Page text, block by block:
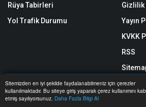
Sitemizden en iyi şekilde faydalanabilmeniz için çerezler
kullanılmaktadır. Bu siteye giriş yaparak çerez kullanımını
etmiş sayılıyorsunuz. Daha Fazla Bilgi Al
Rüya Tabirleri
Yol Trafik Durumu
Gizlilik
Yayın
KVKK
RSS
Sitene
Anasayfa Yazarlar Haber Ara